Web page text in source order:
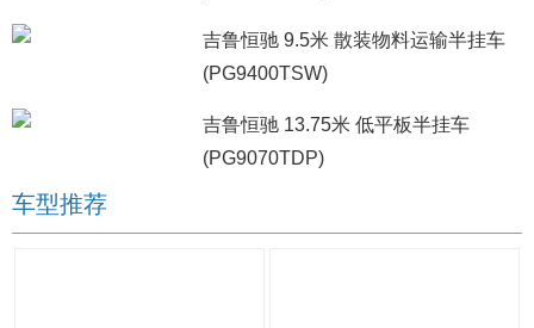
吉鲁恒驰 9.5米 散装物料运输半挂车
(PG9400TSW)
吉鲁恒驰 13.75米 低平板半挂车
(PG9070TDP)
车型推荐